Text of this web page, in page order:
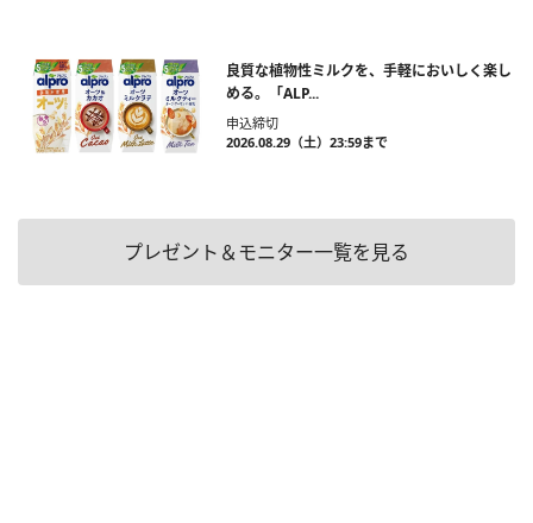
良質な植物性ミルクを、手軽においしく楽し
める。「ALP...
申込締切
2026.08.29（土）23:59まで
プレゼント＆モニター一覧を見る